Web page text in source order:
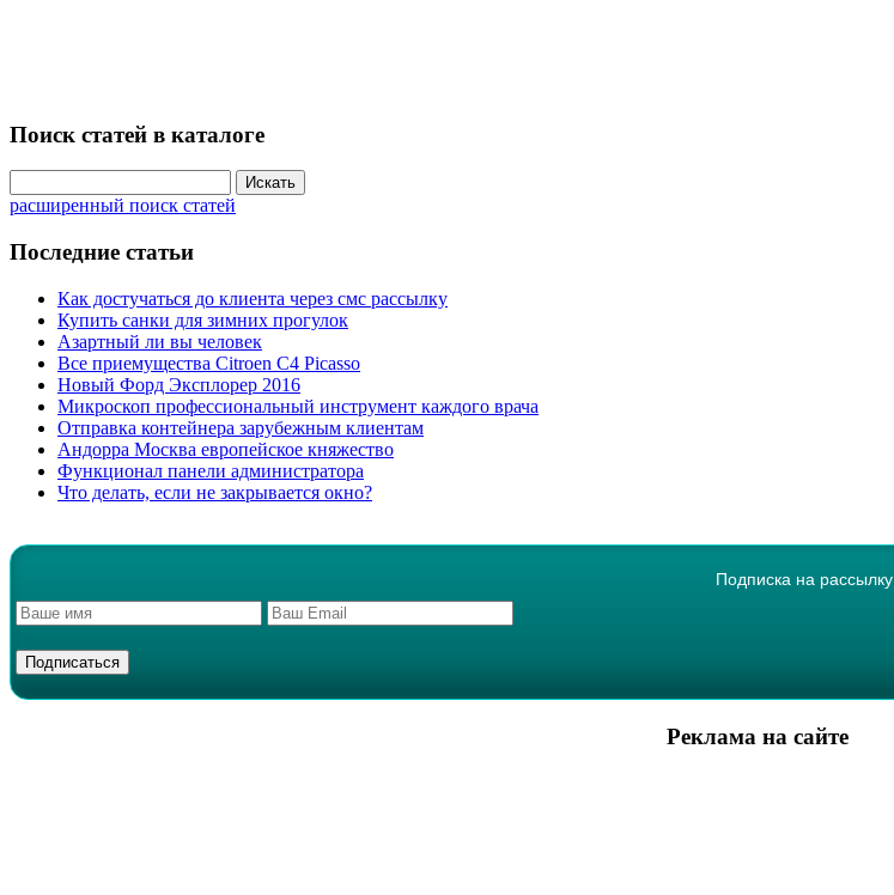
Поиск статей в каталоге
расширенный поиск статей
Последние статьи
Как достучаться до клиента через смс рассылку
Купить санки для зимних прогулок
Азартный ли вы человек
Все приемущества Сitroen C4 Picasso
Новый Форд Эксплорер 2016
Микроскоп профессиональный инструмент каждого врача
Отправка контейнера зарубежным клиентам
Андорра Москва европейское княжество
Функционал панели администратора
Что делать, если не закрывается окно?
Подписка на рассылку
Реклама на сайте